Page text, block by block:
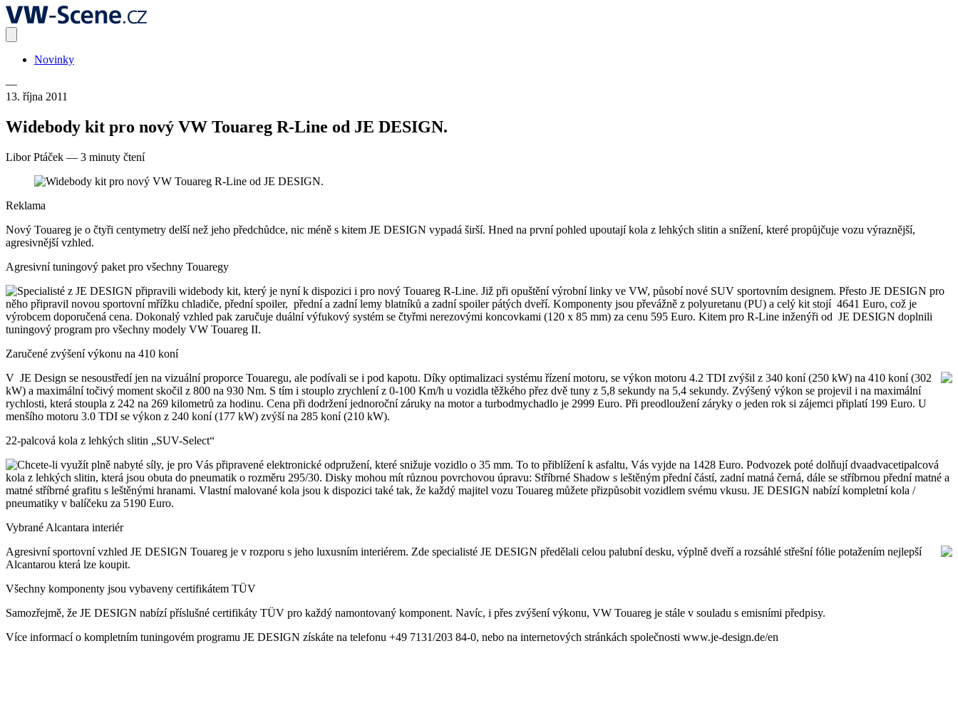
Novinky
—
13. října 2011
Widebody kit pro nový VW Touareg R-Line od JE DESIGN.
Libor Ptáček — 3 minuty čtení
Reklama
Nový Touareg je o čtyři centymetry delší než jeho předchůdce, nic méně s kitem JE DESIGN vypadá širší. Hned na první pohled upoutají kola z lehkých slitin a snížení, které propůjčuje vozu výraznější,
agresivnější vzhled.
Agresivní tuningový paket pro všechny Touaregy
Specialisté z JE DESIGN připravili widebody kit, který je nyní k dispozici i pro nový Touareg R-Line. Již při opuštění výrobní linky ve VW, působí nové SUV sportovním designem. Přesto JE DESIGN pro
něho připravil novou sportovní mřížku chladiče, přední spoiler, přední a zadní lemy blatníků a zadní spoiler pátých dveří. Komponenty jsou převážně z polyuretanu (PU) a celý kit stojí 4641 Euro, což je
výrobcem doporučená cena. Dokonalý vzhled pak zaručuje duální výfukový systém se čtyřmi nerezovými koncovkami (120 x 85 mm) za cenu 595 Euro. Kitem pro R-Line inženýři od JE DESIGN doplnili
tuningový program pro všechny modely VW Touareg II.
Zaručené zvýšení výkonu na 410 koní
V JE Design se nesoustředí jen na vizuální proporce Touaregu, ale podívali se i pod kapotu. Díky optimalizaci systému řízení motoru, se výkon motoru 4.2 TDI zvýšil z 340 koní (250 kW) na 410 koní (302
kW) a maximální točivý moment skočil z 800 na 930 Nm. S tím i stouplo zrychlení z 0-100 Km/h u vozidla těžkého přez dvě tuny z 5,8 sekundy na 5,4 sekundy. Zvýšený výkon se projevil i na maximální
rychlosti, která stoupla z 242 na 269 kilometrů za hodinu. Cena při dodržení jednoroční záruky na motor a turbodmychadlo je 2999 Euro. Při preodloužení záryky o jeden rok si zájemci připlatí 199 Euro. U
menšího motoru 3.0 TDI se výkon z 240 koní (177 kW) zvýší na 285 koní (210 kW).
22-palcová kola z lehkých slitin „SUV-Select“
Chcete-li využít plně nabyté síly, je pro Vás připravené elektronické odpružení, které snižuje vozidlo o 35 mm. To to přiblížení k asfaltu, Vás vyjde na 1428 Euro. Podvozek poté dolňují dvaadvacetipalcová
kola z lehkých slitin, která jsou obuta do pneumatik o rozměru 295/30. Disky mohou mít různou povrchovou úpravu: Stříbrné Shadow s leštěným přední částí, zadní matná černá, dále se stříbrnou přední matné a
matné stříbrné grafitu s leštěnými hranami. Vlastní malované kola jsou k dispozici také tak, že každý majitel vozu Touareg můžete přizpůsobit vozidlem svému vkusu. JE DESIGN nabízí kompletní kola /
pneumatiky v balíčeku za 5190 Euro.
Vybrané Alcantara interiér
Agresivní sportovní vzhled JE DESIGN Touareg je v rozporu s jeho luxusním interiérem. Zde specialisté JE DESIGN předělali celou palubní desku, výplně dveří a rozsáhlé střešní fólie potažením nejlepší
Alcantarou která lze koupit.
Všechny komponenty jsou vybaveny certifikátem TÜV
Samozřejmě, že JE DESIGN nabízí příslušné certifikáty TÜV pro každý namontovaný komponent. Navíc, i přes zvýšení výkonu, VW Touareg je stále v souladu s emisními předpisy.
Více informací o kompletním tuningovém programu JE DESIGN získáte na telefonu +49 7131/203 84-0, nebo na internetových stránkách společnosti www.je-design.de/en